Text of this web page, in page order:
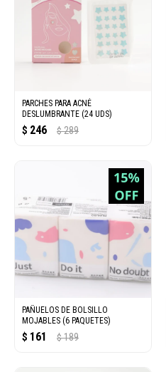
PARCHES PARA ACNÉ
DESLUMBRANTE (24 UDS)
$ 246 $ 289
PAÑUELOS DE BOLSILLO
MOJABLES (6 PAQUETES)
$ 161 $ 189